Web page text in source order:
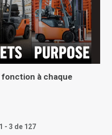
à chaque
- 3 de 127